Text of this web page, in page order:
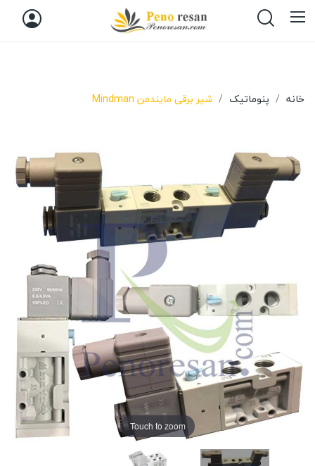
خانه پنوماتیک شیر برقی مایندمن Mindman
Touch to zoom